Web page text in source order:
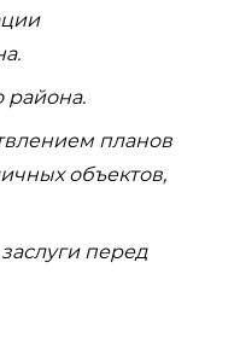
района.
планов
объектов,
перед